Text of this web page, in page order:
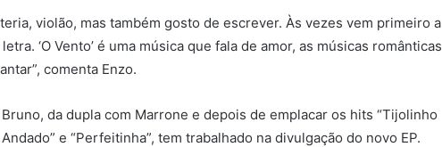
violão, mas também gosto de escrever. Às vezes vem primeiro a
‘O Vento’ é uma música que fala de amor, as músicas românticas
comenta Enzo.
da dupla com Marrone e depois de emplacar os hits “Tijolinho
e “Perfeitinha”, tem trabalhado na divulgação do novo EP.